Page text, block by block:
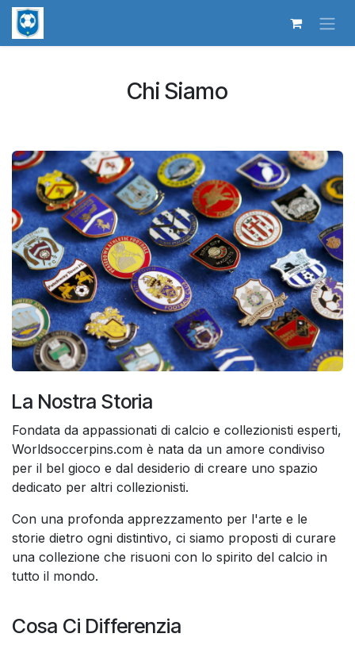
Passa al contenuto
Chi Siamo
La Nostra Storia
Fondata da appassionati di calcio e collezionisti esperti,
Worldsoccerpins.com è nata da un amore condiviso
per il bel gioco e dal desiderio di creare uno spazio
dedicato per altri collezionisti.
Con una profonda apprezzamento per l'arte e le
storie dietro ogni distintivo, ci siamo proposti di curare
una collezione che risuoni con lo spirito del calcio in
tutto il mondo.
Cosa Ci Differenzia